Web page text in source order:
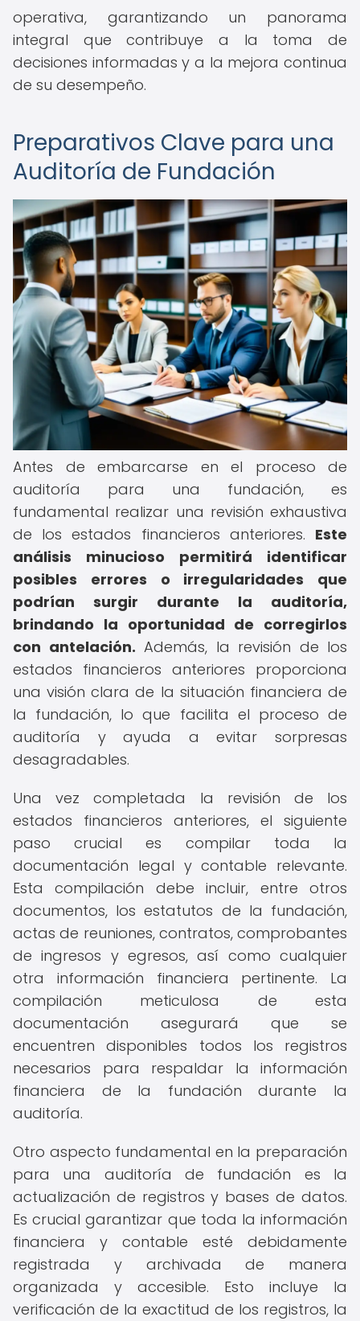
operativa, garantizando un panorama
integral que contribuye a la toma de
decisiones informadas y a la mejora continua
de su desempeño.
Preparativos Clave para una
Auditoría de Fundación
Antes de embarcarse en el proceso de
auditoría para una fundación, es
fundamental realizar una revisión exhaustiva
de los estados financieros anteriores. Este
análisis minucioso permitirá identificar
posibles errores o irregularidades que
podrían surgir durante la auditoría,
brindando la oportunidad de corregirlos
con antelación. Además, la revisión de los
estados financieros anteriores proporciona
una visión clara de la situación financiera de
la fundación, lo que facilita el proceso de
auditoría y ayuda a evitar sorpresas
desagradables.
Una vez completada la revisión de los
estados financieros anteriores, el siguiente
paso crucial es compilar toda la
documentación legal y contable relevante.
Esta compilación debe incluir, entre otros
documentos, los estatutos de la fundación,
actas de reuniones, contratos, comprobantes
de ingresos y egresos, así como cualquier
otra información financiera pertinente. La
compilación meticulosa de esta
documentación asegurará que se
encuentren disponibles todos los registros
necesarios para respaldar la información
financiera de la fundación durante la
auditoría.
Otro aspecto fundamental en la preparación
para una auditoría de fundación es la
actualización de registros y bases de datos.
Es crucial garantizar que toda la información
financiera y contable esté debidamente
registrada y archivada de manera
organizada y accesible. Esto incluye la
verificación de la exactitud de los registros, la